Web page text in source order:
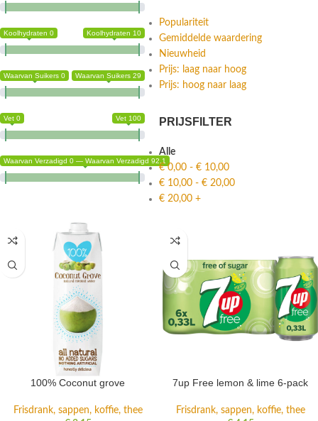
Koolhydraten 0 Koolhydraten 10
Waarvan Suikers 0 Waarvan Suikers 29
Vet 0 Vet 100
Waarvan Verzadigd 0 — Waarvan Verzadigd 92.1
Populariteit
Gemiddelde waardering
Nieuwheid
Prijs: laag naar hoog
Prijs: hoog naar laag
PRIJSFILTER
Alle
€0,00 - € 10,00
€ 10,00 - € 20,00
€ 20,00 +
100% Coconut grove
Frisdrank, sappen, koffie, thee
7up Free lemon & lime 6-pack
Frisdrank, sappen, koffie, thee